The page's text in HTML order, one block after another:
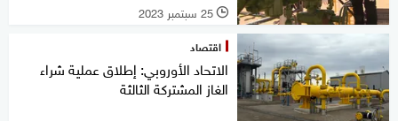
l 25 سبتمبر 2023
اقتصاد
الاتحاد الأوروبي: إطلاق عملية شراء
الغاز المشتركة الثالثة